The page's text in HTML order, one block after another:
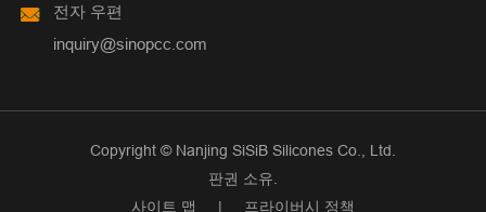
전자 우편
inquiry@sinopcc.com
Copyright © Nanjing SiSiB Silicones Co., Ltd.
판권 소유.
사이트 맵
| 프라이버시 정책